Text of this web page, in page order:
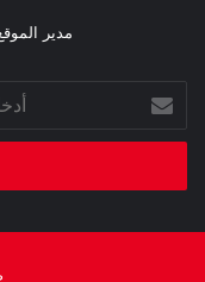
مدير
أدخل
بريدك
الإلكتروني